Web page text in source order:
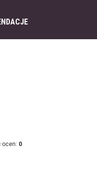
ocen: 0